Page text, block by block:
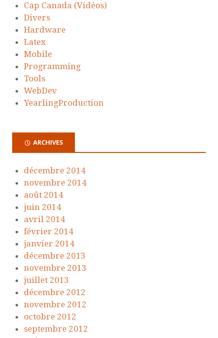
Cap Canada (Vidéos)
Divers
Hardware
Latex
Mobile
Programming
Tools
WebDev
YearlingProduction
ARCHIVES
décembre 2014
novembre 2014
août 2014
juin 2014
avril 2014
février 2014
janvier 2014
décembre 2013
novembre 2013
juillet 2013
décembre 2012
novembre 2012
octobre 2012
septembre 2012